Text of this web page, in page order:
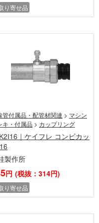
り寄せ品
管付属品・配管材関連 > マシン
キ・付属品 > カップリング
｜ケイフレ コンビカッ
製作所
円 (税抜：314円)
り寄せ品